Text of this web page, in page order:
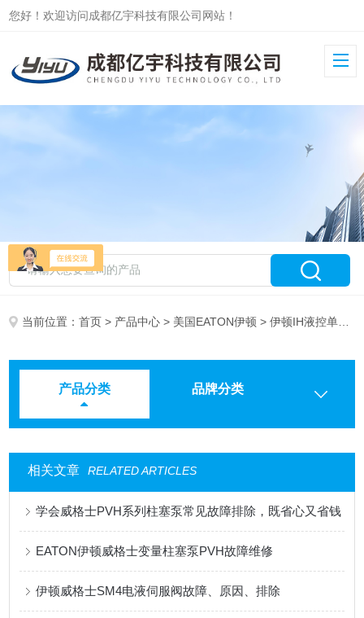
您好！欢迎访问成都亿宇科技有限公司网站！
当前位置：首页 > 产品中心 > 美国EATON伊顿 > 伊顿IH液控单向阀
产品分类 品牌分类
相关文章 RELATED ARTICLES
学会威格士PVH系列柱塞泵常见故障排除，既省心又省钱
EATON伊顿威格士变量柱塞泵PVH故障维修
伊顿威格士SM4电液伺服阀故障、原因、排除